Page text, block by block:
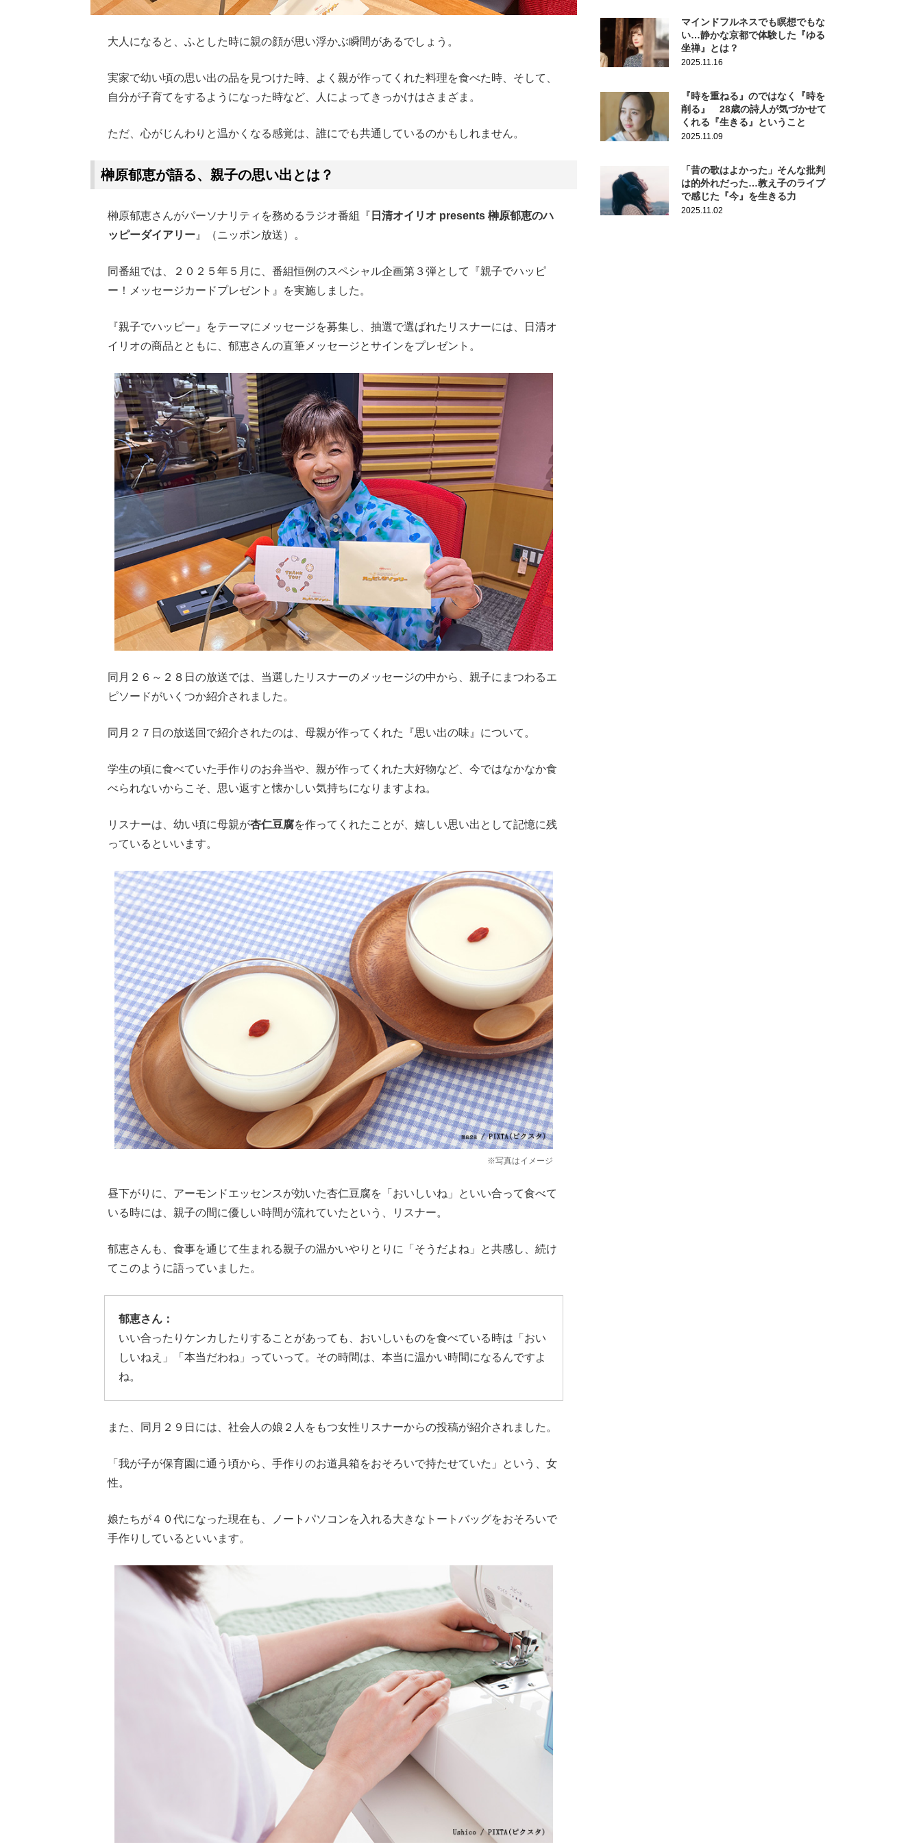
大人になると、ふとした時に親の顔が思い浮かぶ瞬間があるでしょう。
実家で幼い頃の思い出の品を見つけた時、よく親が作ってくれた料理を食べた時、そして、
自分が子育てをするようになった時など、人によってきっかけはさまざま。
ただ、心がじんわりと温かくなる感覚は、誰にでも共通しているのかもしれません。
榊原郁恵が語る、親子の思い出とは？
榊原郁恵さんがパーソナリティを務めるラジオ番組『 日清オイリオ presents 榊原郁恵のハ
ッピーダイアリー 』（ニッポン放送）。
同番組では、２０２５年５月に、番組恒例のスペシャル企画第３弾として『親子でハッピ
ー！メッセージカードプレゼント』を実施しました。
『親子でハッピー』をテーマにメッセージを募集し、抽選で選ばれたリスナーには、日清オ
イリオの商品とともに、郁恵さんの直筆メッセージとサインをプレゼント。
同月２６～２８日の放送では、当選したリスナーのメッセージの中から、親子にまつわるエ
ピソードがいくつか紹介されました。
同月２７日の放送回で紹介されたのは、母親が作ってくれた『思い出の味』について。
学生の頃に食べていた手作りのお弁当や、親が作ってくれた大好物など、今ではなかなか食
べられないからこそ、思い返すと懐かしい気持ちになりますよね。
リスナーは、幼い頃に母親が杏仁豆腐を作ってくれたことが、嬉しい思い出として記憶に残
っているといいます。
※写真はイメージ
昼下がりに、アーモンドエッセンスが効いた杏仁豆腐を「おいしいね」といい合って食べて
いる時には、親子の間に優しい時間が流れていたという、リスナー。
郁恵さんも、食事を通じて生まれる親子の温かいやりとりに「そうだよね」と共感し、続け
てこのように語っていました。
郁恵さん：
いい合ったりケンカしたりすることがあっても、おいしいものを食べている時は「おい
しいねえ」「本当だわね」っていって。その時間は、本当に温かい時間になるんですよ
ね。
また、同月２９日には、社会人の娘２人をもつ女性リスナーからの投稿が紹介されました。
「我が子が保育園に通う頃から、手作りのお道具箱をおそろいで持たせていた」という、女
性。
娘たちが４０代になった現在も、ノートパソコンを入れる大きなトートバッグをおそろいで
手作りしているといいます。
マインドフルネスでも瞑想でもな
い…静かな京都で体験した『ゆる
坐禅』とは？
2025.11.16
『時を重ねる』のではなく『時を
削る』 28歳の詩人が気づかせて
くれる『生きる』ということ
2025.11.09
「昔の歌はよかった」そんな批判
は的外れだった…教え子のライブ
で感じた『今』を生きる力
2025.11.02